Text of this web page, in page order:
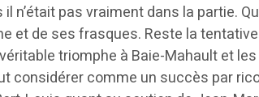
pas vraiment dans la partie.
de ses frasques. Reste la
triomphe à Baie-Mahault et
considérer comme un succès par